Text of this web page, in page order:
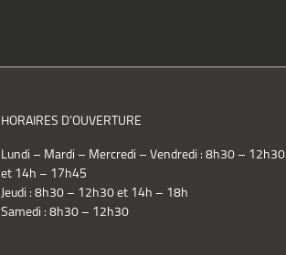
HORAIRES D’OUVERTURE
Lundi – Mardi – Mercredi – Vendredi : 8h30 – 12h30
et 14h – 17h45
Jeudi : 8h30 – 12h30 et 14h – 18h
Samedi : 8h30 – 12h30